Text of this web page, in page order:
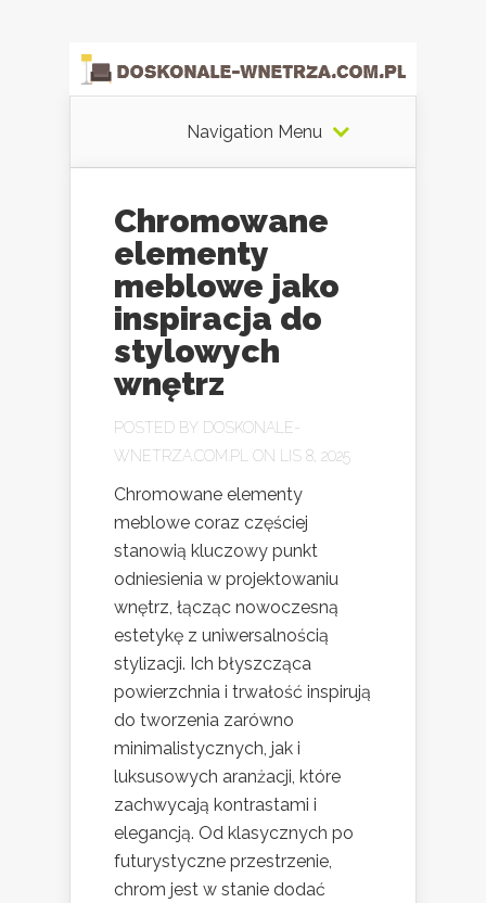
Navigation Menu
Chromowane
elementy
meblowe jako
inspiracja do
stylowych
wnętrz
POSTED BY DOSKONALE-
WNETRZA.COM.PL
ON LIS 8, 2025
Chromowane elementy
meblowe coraz częściej
stanowią kluczowy punkt
odniesienia w projektowaniu
wnętrz, łącząc nowoczesną
estetykę z uniwersalnością
stylizacji. Ich błyszcząca
powierzchnia i trwałość inspirują
do tworzenia zarówno
minimalistycznych, jak i
luksusowych aranżacji, które
zachwycają kontrastami i
elegancją. Od klasycznych po
futurystyczne przestrzenie,
chrom jest w stanie dodać